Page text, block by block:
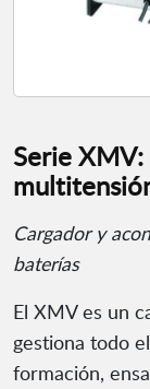
Serie
Cargador y
baterías
El XMV es un
gestiona todo
formación,